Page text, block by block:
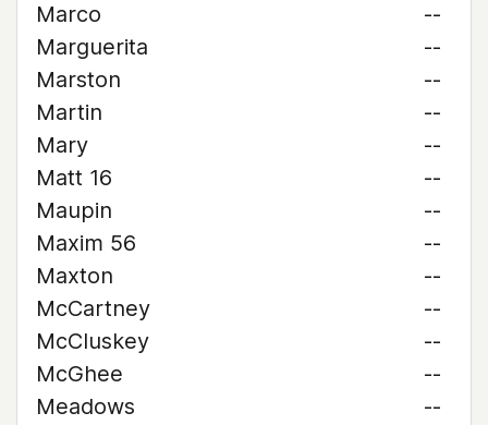
Marco
--
Marguerita
--
Marston
--
Martin
--
Mary
--
Matt 16
--
Maupin
--
Maxim 56
--
Maxton
--
McCartney
--
McCluskey
--
McGhee
--
Meadows
--